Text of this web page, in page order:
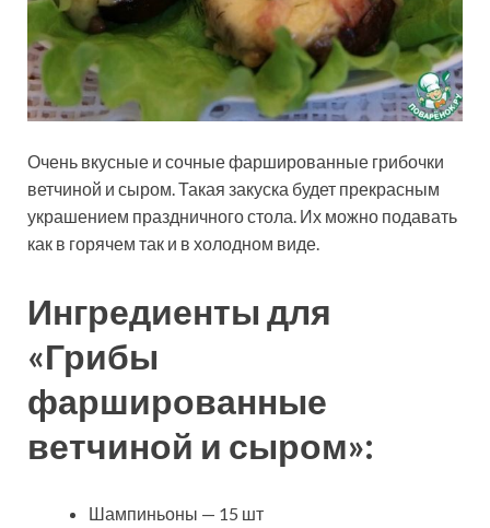
Очень вкусные и сочные фаршированные грибочки
ветчиной и сыром. Такая закуска будет прекрасным
украшением праздничного стола. Их можно подавать
как в горячем так и в холодном виде.
Ингредиенты для
«Грибы
фаршированные
ветчиной и сыром»:
Шампиньоны — 15 шт